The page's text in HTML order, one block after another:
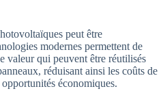
peut être
modernes permettent de
valeur qui peuvent être réutilisés
réduisant ainsi les coûts de
économiques.